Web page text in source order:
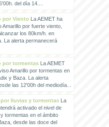
del día 14....
por VientoLa AEMET ha
por fuerte viento,
los 80km/h. en
La alerta permanecerá
por tormentasLa AEMET
Amarillo por tormentas en
y Baza. La alerta
las 12'00h del mediodía...
lluvias y tormentasLa
activado el nivel de
tormentas en el ámbito
desde las doce del